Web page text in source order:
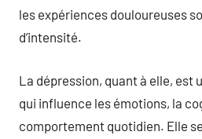
les expériences douloureuses
d’intensité.
La dépression, quant à elle, est
qui influence les émotions, la
comportement quotidien. Elle